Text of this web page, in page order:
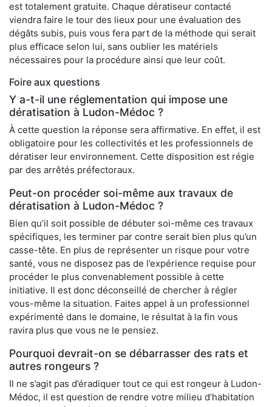
est totalement gratuite. Chaque dératiseur contacté
viendra faire le tour des lieux pour une évaluation des
dégâts subis, puis vous fera part de la méthode qui serait
plus efficace selon lui, sans oublier les matériels
nécessaires pour la procédure ainsi que leur coût.
Foire aux questions
Y a-t-il une réglementation qui impose une
dératisation à Ludon-Médoc ?
À cette question la réponse sera affirmative. En effet, il est
obligatoire pour les collectivités et les professionnels de
dératiser leur environnement. Cette disposition est régie
par des arrêtés préfectoraux.
Peut-on procéder soi-même aux travaux de
dératisation à Ludon-Médoc ?
Bien qu’il soit possible de débuter soi-même ces travaux
spécifiques, les terminer par contre serait bien plus qu’un
casse-tête. En plus de représenter un risque pour votre
santé, vous ne disposez pas de l’expérience requise pour
procéder le plus convenablement possible à cette
initiative. Il est donc déconseillé de chercher à régler
vous-même la situation. Faites appel à un professionnel
expérimenté dans le domaine, le résultat à la fin vous
ravira plus que vous ne le pensiez.
Pourquoi devrait-on se débarrasser des rats et
autres rongeurs ?
Il ne s’agit pas d’éradiquer tout ce qui est rongeur à Ludon-
Médoc, il est question de rendre votre milieu d’habitation